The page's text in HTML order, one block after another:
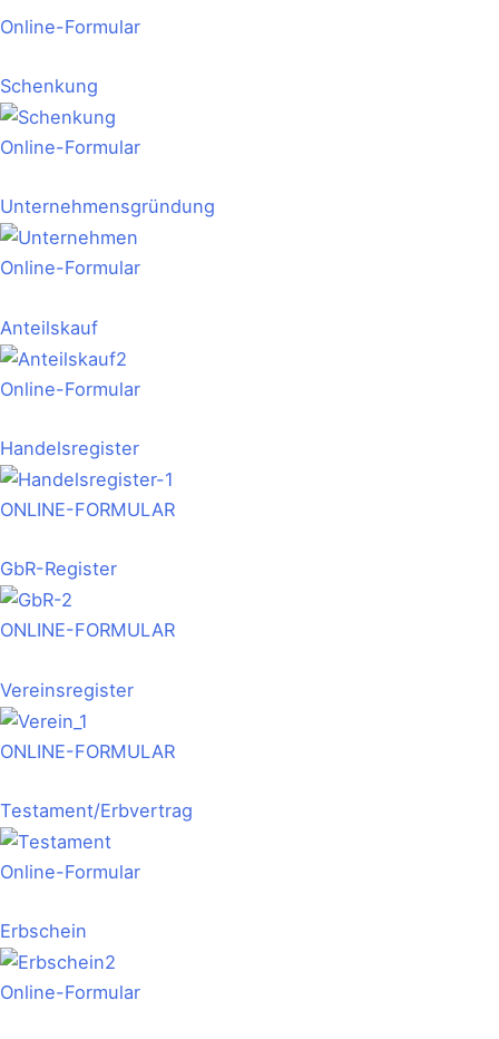
Online-Formular
Schenkung
Online-Formular
Unternehmensgründung
Online-Formular
Anteilskauf
Online-Formular
Handelsregister
ONLINE-FORMULAR
GbR-Register
ONLINE-FORMULAR
Vereinsregister
ONLINE-FORMULAR
Testament/Erbvertrag
Online-Formular
Erbschein
Online-Formular